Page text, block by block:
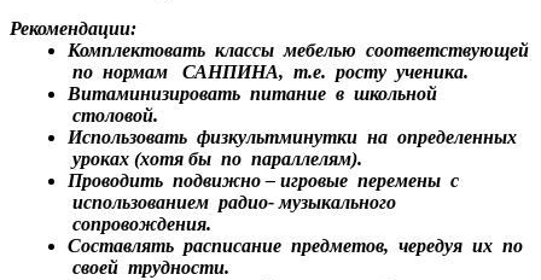
Рекомендации:
Комплектовать классы мебелью соответствующей
по нормам САНПИНА, т.е. росту ученика.
Витаминизировать питание в школьной
столовой.
Использовать физкультминутки на определенных
уроках (хотя бы по параллелям).
Проводить подвижно – игровые перемены с
использованием радио- музыкального
сопровождения.
Составлять расписание предметов, чередуя их по
своей трудности.